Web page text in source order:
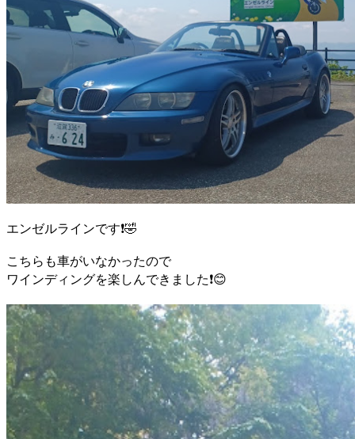
エンゼルラインです❗️🤣
こちらも車がいなかったので
ワインディングを楽しんできました❗️😊